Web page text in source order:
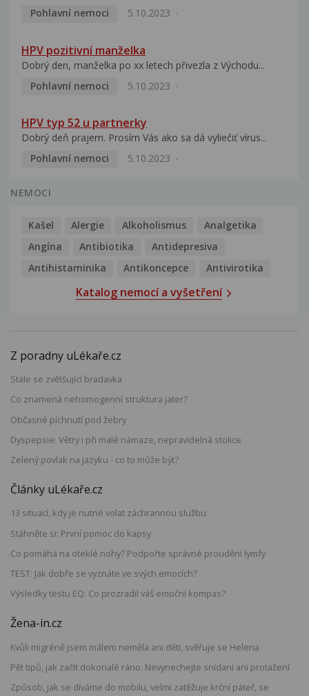
Pohlavní nemoci
5.10.2023
HPV pozitivní manželka
Dobrý den, manželka po xx letech přivezla z Východu...
Pohlavní nemoci
5.10.2023
HPV typ 52 u partnerky
Dobrý deň prajem. Prosím Vás ako sa dá vyliečiť vírus...
Pohlavní nemoci
5.10.2023
NEMOCI
Kašel Alergie Alkoholismus
Analgetika
Angína
Antibiotika
Antidepresiva
Antihistaminika
Antikoncepce Antivirotika
Katalog nemocí a vyšetření
Z poradny uLékaře.cz
Stále se zvětšující bradavka
Co znamená nehomogenní struktura jater?
Občasné píchnutí pod žebry
Dyspepsie: Větry i při malé námaze, nepravidelná stolice
Zelený povlak na jazyku - co to může být?
Články uLékaře.cz
13 situací, kdy je nutné volat záchrannou službu
Stáhněte si: První pomoc do kapsy
Co pomáhá na oteklé nohy? Podpořte správné proudění lymfy
TEST: Jak dobře se vyznáte ve svých emocích?
Výsledky testu EQ: Co prozradil váš emoční kompas?
Žena-in.cz
Kvůli migréně jsem málem neměla ani děti, svěřuje se Helena
Pět tipů, jak začít dokonalé ráno. Nevynechejte snídani ani protažení
Způsob, jak se díváme do mobilu, velmi zatěžuje krční páteř, se